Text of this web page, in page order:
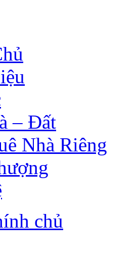
– Đất
Nhà Riêng
chủ